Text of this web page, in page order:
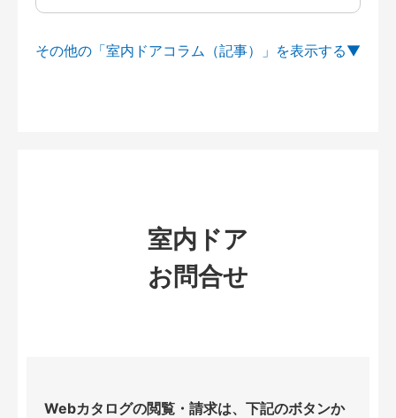
その他の「室内ドアコラム（記事）」を
室内ドア
お問合せ
Webカタログの閲覧・請求は、下記のボタンか